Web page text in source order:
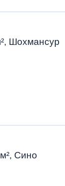
Шохмансур
Сино